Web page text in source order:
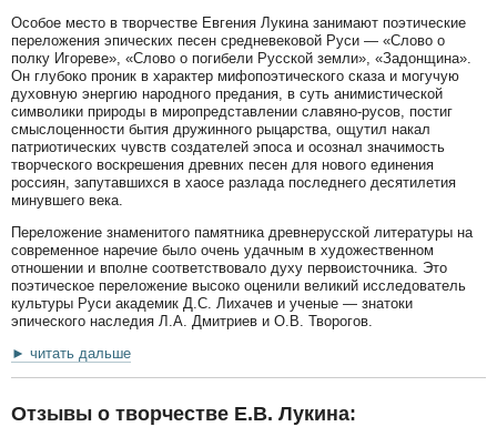
Особое место в творчестве Евгения Лукина занимают поэтические
переложения эпических песен средневековой Руси — «Слово о
полку Игореве», «Слово о погибели Русской земли», «Задонщина».
Он глубоко проник в характер мифопоэтического сказа и могучую
духовную энергию народного предания, в суть анимистической
символики природы в миропредставлении славяно-русов, постиг
смыслоценности бытия дружинного рыцарства, ощутил накал
патриотических чувств создателей эпоса и осознал значимость
творческого воскрешения древних песен для нового единения
россиян, запутавшихся в хаосе разлада последнего десятилетия
минувшего века.
Переложение знаменитого памятника древнерусской литературы на
современное наречие было очень удачным в художественном
отношении и вполне соответствовало духу первоисточника. Это
поэтическое переложение высоко оценили великий исследователь
культуры Руси академик Д.С. Лихачев и ученые — знатоки
эпического наследия Л.А. Дмитриев и О.В. Творогов.
► читать дальше
Отзывы о творчестве Е.В. Лукина: